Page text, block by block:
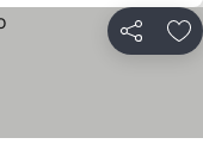
Partilhar